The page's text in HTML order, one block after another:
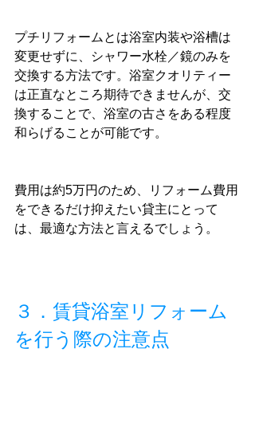
プチリフォームとは浴室内装や浴槽は
変更せずに、シャワー水栓／鏡のみを
交換する方法です。浴室クオリティー
は正直なところ期待できませんが、交
換することで、浴室の古さをある程度
和らげることが可能です。
費用は約5万円のため、リフォーム費用
をできるだけ抑えたい貸主にとって
は、最適な方法と言えるでしょう。
３．賃貸浴室リフォーム
を行う際の注意点